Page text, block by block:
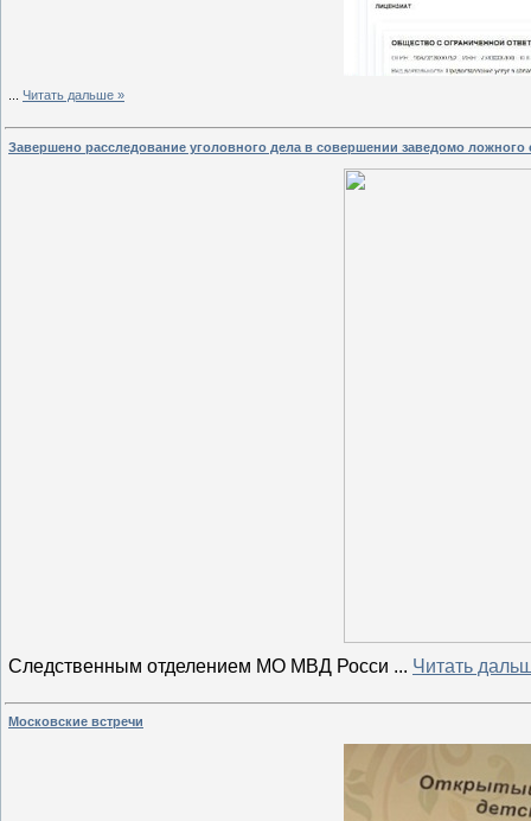
Читать дальше »
Завершено расследование уголовного дела в совершении заведомо ложного
Следственным отделением МО МВД Росси ... Читать
Московские встречи